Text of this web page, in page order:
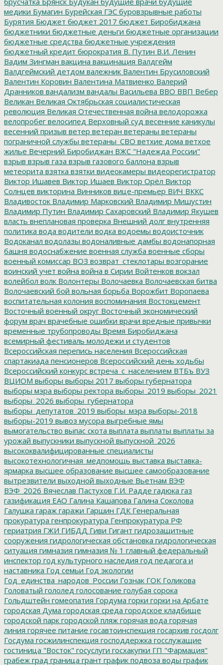
медики Бумагин Бурейская ГЭС буровзрывные работы
Бурятия Бюджет бюджет 2017 бюджет Биробиджана
бюджетники бюджетные деньги бюджетные организации
бюджетные средства бюджетные учреждения
бюджетный кредит бюрократия В. Путин В.И. Ленин
Вадим Зингман вакцина вакцинация Валдгейм
Валдгеймский детдом валежник Валентин Брусиловский
Валентин Коровин Валентина Матвиенко Валерий
Дранников вандализм вандалы Васильева ВВО ВВП Вебер
Великан Великая Октябрьская социалистическая
революция Великая Отечественная война велодорожка
велопробег велосипед Верховный суд весенние каникулы
весенний призыв ветер ветеран ветераны ветераны
пограничной службы ветераны_СВО ветхие дома ветхое
жилье Вечерний Биробиджан ВЖС "Надежда России"
взрыв взрыв газа взрыв газового баллона взрыв
метеорита взятка взятки видеокамеры видеорегистратор
Виктор Ишавев Виктор Ишаев Виктор Орёл Виктор
Солнцев викторина Винников вице-премьер ВИЧ ВККС
Владивосток Владимир Марковский Владимир Мишустин
Владимир Путин Владимир Сахаровский Владимир Якушев
власть внеплановая проверка Внешний долг внутренняя
политика вода водители водка водоемы водоисточник
Водоканал водолазы водоналивные дамбы водонапорная
башня водоснабжение военная служба военные сборы
военный комиссар ВОЗ возврат_стеклотары возгорание
воинский учет война война в Сирии Войтенков вокзал
волейбол волк Волонтеры Волочаевка Волочаевская битва
Волочаевский бой вольная борьба Ворожбит Воропаева
воспитательная колония воспоминания Востокцемент
Восточный военный округ Восточный экономический
форум врач врачебные ошибки врачи вредные привычки
временные трубопроводы Время Биробиджана
всемирный фестиваль молодежи и студентов
Всероссийская перепись населения Всероссийская
спартакиада пенсионеров Всероссийский день ходьбы
Всероссийский конкурс встреча_с_населением ВТБъ ВУЗ
ВЦИОМ выборы выборы 2017 выборы губернатора
выборы мэра выборы ректора выборы_2019 выборы_2021
выборы_2026 выборы_губернатора
выборы_депутатов_2019 выборы_мэра выборы-2018
выборы-2019 вывоз мусора выгребные ямы
вымогательство выпас скота выплата выплаты выплаты за
урожай выпускники выпускной выпускной_2026
высококвалифицированные специалисты
высокотехнологичная_медпомощь выставка выставка-
ярмарка высшее образование высшее самообразование
вытрезвители выходной выходные Вьетнам ВЭФ
ВЭФ_2026 Вячеслав Пастухов Г.И. Радде гадюка газ
газификация ЕАО Галина Кашапова Галина Соколова
Галушка гараж гаражи Гаршин ГДК Генеральная
прокуратура генпрокуратура Генпрокуратура РФ
гериатрия ГЖИ ГИБДД Гиви Гигант гидрозащитные
сооружения гидрологическая обстановка гидрологическая
ситуация гимназия гимназия № 1 главный федеральный
инспектор год культурного наследия год педагога и
наставника Год семьи Год экологии
Год_единства_народов_России Гознак ГОК Голикова
Головатый гололед голосование голубая сорока
Гольдштейн гомеопатия Гордума горки горки на Арбате
городская Дума городская среда городское кладбище
городской парк городской пляж горячая вода горячая
линия горячее питание госавтоинспекция госархив госдолг
Госдума госжилинспекция господдержка госслужащие
гостиница "Восток" госуслуги госхакупки ГП "Фармация"
грабеж град граница грант график подвоза воды график